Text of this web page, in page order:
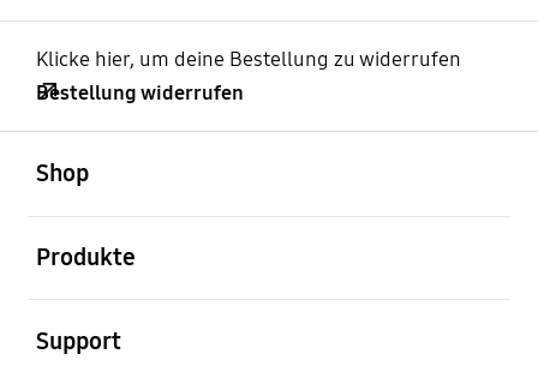
Klicke hier, um deine Bestellung zu widerrufen
Bestellung widerrufen
Shop
Produkte
Support